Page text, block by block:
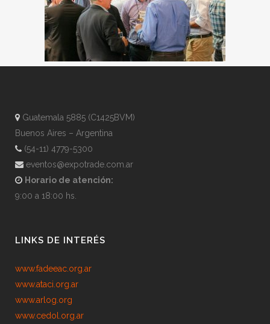
Guatemala 5885 (C1425BVM)
Buenos Aires – Argentina
(54-11) 4779-5300
eventos@expotrade.com.ar
Horario de atención:
9:00 a 18:00 hs.
LINKS DE INTERÉS
www.fadeeac.org.ar
www.ataci.org.ar
www.arlog.org
www.cedol.org.ar